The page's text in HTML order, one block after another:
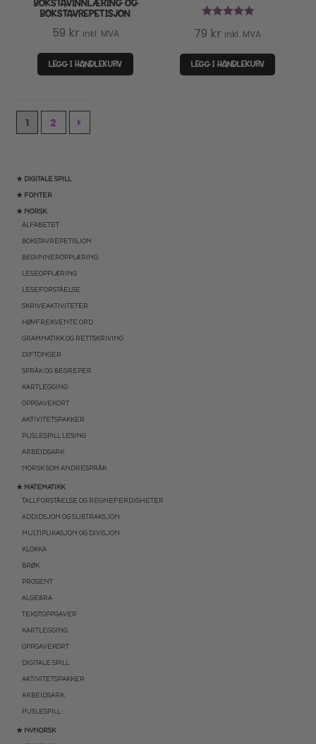
★ DIGITALE SPILL
★ FONTER
★ NORSK
ALFABETET
BOKSTAVREPETISJON
BEGYNNEROPPLÆRING
LESEOPPLÆRING
LESEFORSTÅELSE
SKRIVEAKTIVITETER
HØYFREKVENTE ORD
GRAMMATIKK OG RETTSKRIVING
DIFTONGER
SPRÅK OG BEGREPER
KARTLEGGING
OPPGAVEKORT
AKTIVITETSPAKKER
PUSLESPILL LESING
ARBEIDSARK
NORSK SOM ANDRESPRÅK
★ MATEMATIKK
TALLFORSTÅELSE OG REGNEFERDIGHETER
ADDIDSJON OG SUBTRAKSJON
MULTIPLIKASJON OG DIVISJON
KLOKKA
BRØK
PROSENT
ALGEBRA
TEKSTOPPGAVER
KARTLEGGING
OPPGAVEKORT
DIGITALE SPILL
AKTIVITETSPAKKER
ARBEIDSARK
PUSLESPILL
★ NYNORSK
BOKSTAVINNLÆRING OG
BOKSTAVREPETISJON
59 kr inkl. MVA
LEGG I HANDLEKURV
79 kr inkl. MVA
LEGG I HANDLEKURV
1 2